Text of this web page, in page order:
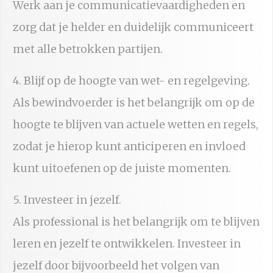
Werk aan je communicatievaardigheden en
zorg dat je helder en duidelijk communiceert
met alle betrokken partijen.
4. Blijf op de hoogte van wet- en regelgeving.
Als bewindvoerder is het belangrijk om op de
hoogte te blijven van actuele wetten en regels,
zodat je hierop kunt anticiperen en invloed
kunt uitoefenen op de juiste momenten.
5. Investeer in jezelf.
Als professional is het belangrijk om te blijven
leren en jezelf te ontwikkelen. Investeer in
jezelf door bijvoorbeeld het volgen van